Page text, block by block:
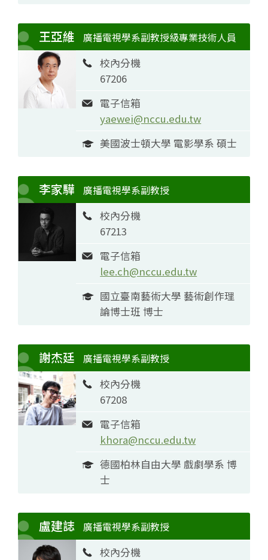
王亞維 廣播電視學系副教授級專業技術人員
校內分機
67206
電子信箱
yaewei@nccu.edu.tw
美國波士頓大學 電影學系 碩士
李家驊 廣播電視學系副教授
校內分機
67213
電子信箱
lee.ch@nccu.edu.tw
國立臺南藝術大學 藝術創作理
論博士班 博士
謝杰廷 廣播電視學系副教授
校內分機
67208
電子信箱
khora@nccu.edu.tw
德國柏林自由大學 戲劇學系 博
士
盧建誌 廣播電視學系副教授
校內分機